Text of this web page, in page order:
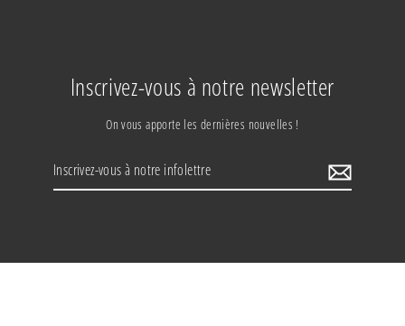
Inscrivez-vous à notre newsletter
On vous apporte les dernières nouvelles !
Inscrivez-